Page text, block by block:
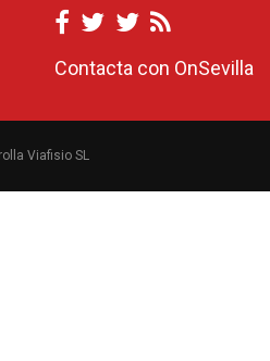
Contacta con OnSevilla
Viafisio SL